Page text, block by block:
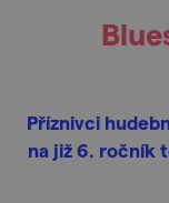
Příznivci
na již 6. ročník